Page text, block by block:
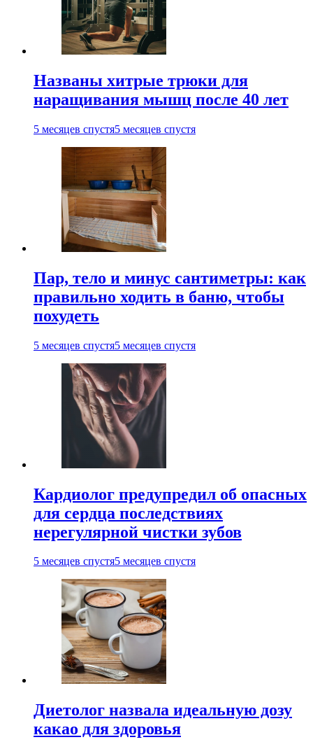
Названы хитрые трюки для
наращивания мышц после 40 лет
5 месяцев спустя5 месяцев спустя
Пар, тело и минус сантиметры: как
правильно ходить в баню, чтобы
похудеть
5 месяцев спустя5 месяцев спустя
Кардиолог предупредил об опасных
для сердца последствиях
нерегулярной чистки зубов
5 месяцев спустя5 месяцев спустя
Диетолог назвала идеальную дозу
какао для здоровья